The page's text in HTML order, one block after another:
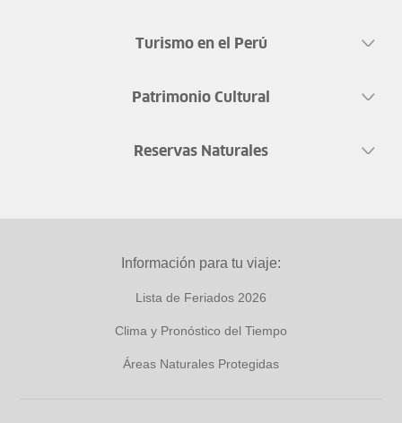
Turismo en el Perú
Patrimonio Cultural
Reservas Naturales
Información para tu viaje:
Lista de Feriados 2026
Clima y Pronóstico del Tiempo
Áreas Naturales Protegidas